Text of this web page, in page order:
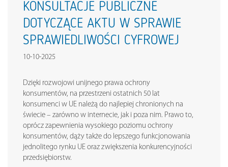
KONSULTACJE PUBLICZNE
DOTYCZĄCE AKTU W SPRAWIE
SPRAWIEDLIWOŚCI CYFROWEJ
10-10-2025
Dzięki rozwojowi unijnego prawa ochrony
konsumentów, na przestrzeni ostatnich 50 lat
konsumenci w UE należą do najlepiej chronionych na
świecie – zarówno w internecie, jak i poza nim. Prawo to,
oprócz zapewnienia wysokiego poziomu ochrony
konsumentów, dąży także do lepszego funkcjonowania
jednolitego rynku UE oraz zwiększenia konkurencyjności
przedsiębiorstw.